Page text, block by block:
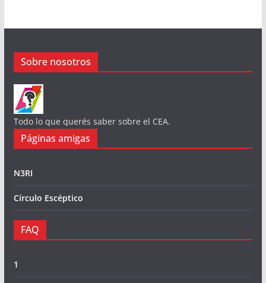
Sobre nosotros
Todo lo que querés saber sobre el CEA.
Páginas amigas
N3RI
Círculo Escéptico
FAQ
1